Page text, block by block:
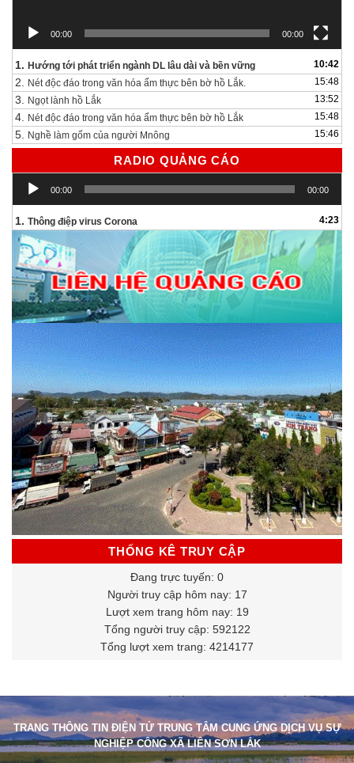
00:00 00:00
1. Hướng tới phát triển ngành DL lâu dài và bền vững 10:42
2. Nét độc đáo trong văn hóa ẩm thực bên bờ hồ Lắk. 15:48
3. Ngọt lành hồ Lắk 13:52
4. Nét độc đáo trong văn hóa ẩm thực bên bờ hồ Lắk 15:48
5. Nghề làm gốm của người Mnông 15:46
RADIO QUẢNG CÁO
Trình
chơi
00:00 00:00
1. Thông điệp virus Corona 4:23
THỐNG KÊ TRUY CẬP
Đang trực tuyến: 0
Người truy cập hôm nay: 17
Lượt xem trang hôm nay: 19
Tổng người truy cập: 592122
Tổng lượt xem trang: 4214177
TRANG THÔNG TIN ĐIỆN TỬ TRUNG TÂM CUNG ỨNG DỊCH VỤ SỰ
NGHIỆP CÔNG XÃ LIÊN SƠN LẮK